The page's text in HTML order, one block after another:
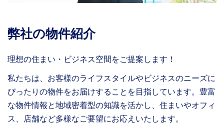
弊社の物件紹介
理想の住まい・ビジネス空間をご提案します！
私たちは、お客様のライフスタイルやビジネスのニーズに
ぴったりの物件をお届けすることを目指しています。豊富
な物件情報と地域密着型の知識を活かし、住まいやオフィ
ス、店舗など多様なご要望にお応えいたします。